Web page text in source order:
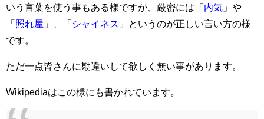
いう言葉を使う事もある様ですが、厳密には「 内気 」や
「 照れ屋 」、「 シャイネス 」というのが正しい言い方の様
です。
ただ一点皆さんに勘違いして欲しく無い事があります。
Wikipediaはこの様にも書かれています。